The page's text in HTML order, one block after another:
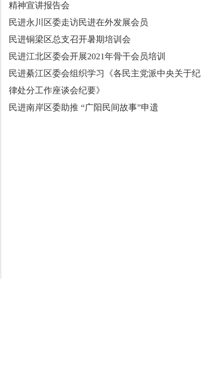
精神宣讲报告会
民进永川区委走访民进在外发展会员
民进铜梁区总支召开暑期培训会
民进江北区委会开展2021年骨干会员培训
民进綦江区委会组织学习《各民主党派中央关于纪
律处分工作座谈会纪要》
民进南岸区委助推 “广阳民间故事”申遗